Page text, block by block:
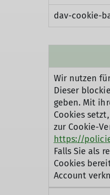
dav-cookie-
Wir nutzen
Dieser
geben. Mit
Cookies
zur Cookie-
https://
Falls Sie als
Cookies
Account